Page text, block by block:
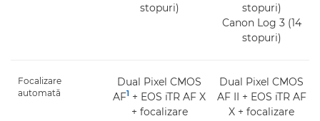
stopuri)
stopuri)
Canon Log 3 (14
stopuri)
Focalizare
automată
Dual Pixel CMOS
AF1 + EOS iTR AF X
+ focalizare
Dual Pixel CMOS
AF II + EOS iTR AF
X + focalizare